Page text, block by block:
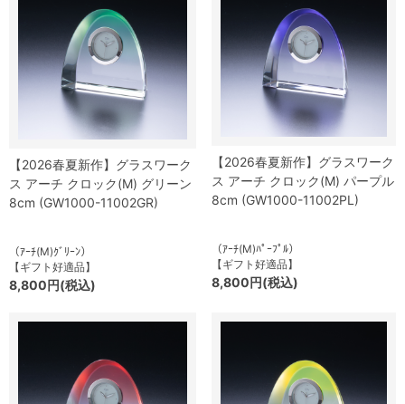
【2026春夏新作】グラスワーク
ス アーチ クロック(M) グリーン
8cm (GW1000-11002GR)
（ｱｰﾁ(M)ｸﾞﾘｰﾝ）
【ギフト好適品】
8,800円(税込)
【2026春夏新作】グラスワーク
ス アーチ クロック(M) パープル
8cm (GW1000-11002PL)
（ｱｰﾁ(M)ﾊﾟｰﾌﾟﾙ）
【ギフト好適品】
8,800円(税込)